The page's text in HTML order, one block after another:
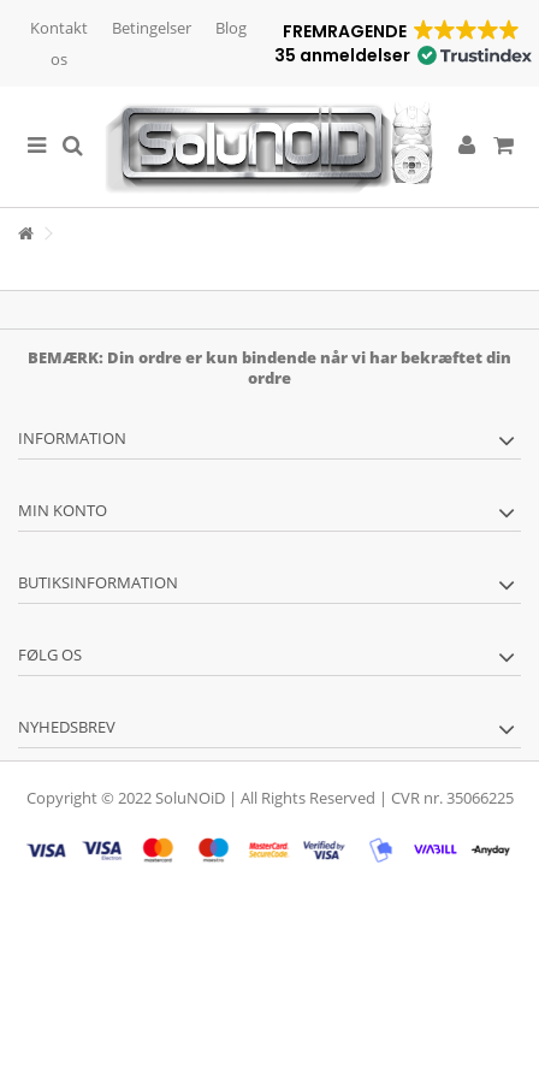
Betingelser Blog
Kontakt
os
FREMRAGENDE
35 anmeldelser
BEMÆRK: Din ordre er kun bindende når vi har bekræftet din
ordre
INFORMATION
MIN KONTO
BUTIKSINFORMATION
FØLG OS
NYHEDSBREV
Copyright © 2022 SoluNOiD | All Rights Reserved | CVR nr. 35066225